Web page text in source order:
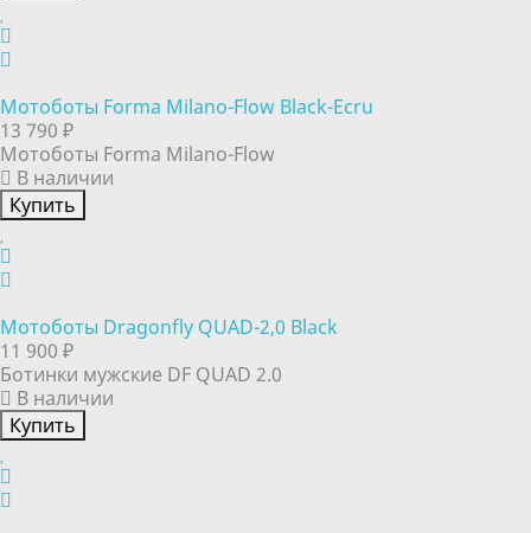
Мотоботы Forma Milano-Flow Black-Ecru
13 790 ₽
Мотоботы Forma Milano-Flow
В наличии
Купить
Мотоботы Dragonfly QUAD-2,0 Black
11 900 ₽
Ботинки мужские DF QUAD 2.0
В наличии
Купить